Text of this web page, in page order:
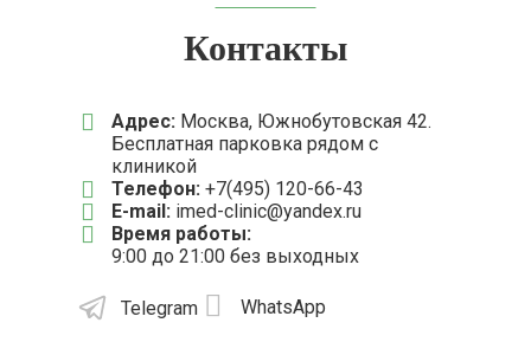
Контакты
Адрес: Москва, Южнобутовская 42.
Бесплатная парковка рядом с
клиникой
Телефон: +7(495) 120-66-43
E-mail: imed-clinic@yandex.ru
Время работы:
9:00 до 21:00 без выходных
Telegram WhatsApp